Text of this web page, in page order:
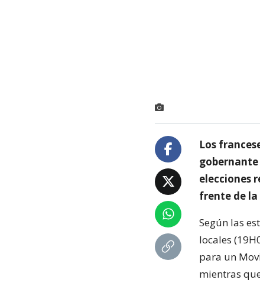
Los
gobernante
elecciones
frente de la
Según las
locales
para un
mientras